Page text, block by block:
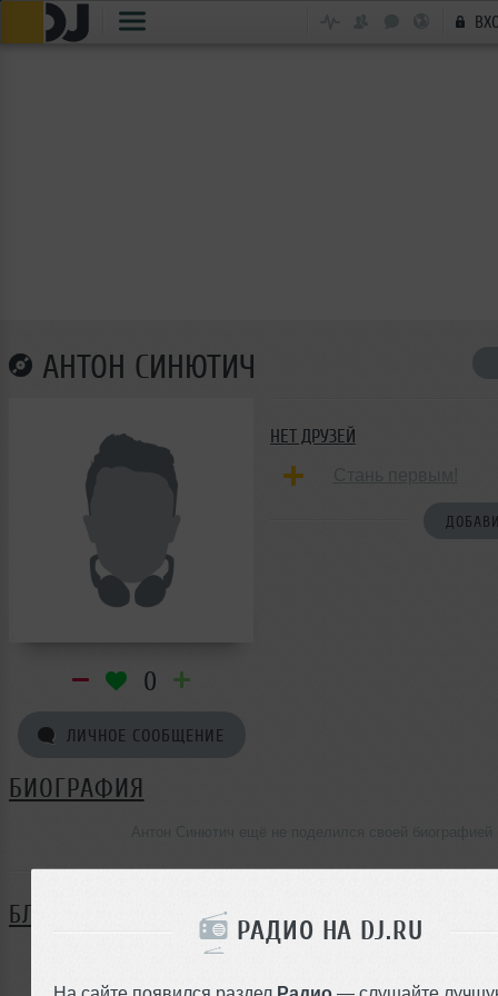
РАДИО НА DJ.RU
На сайте появился раздел Радио — слушайте
АНТОН СИНЮТИЧ
0
ЛИЧНОЕ СООБЩЕНИЕ
НЕТ ДРУЗЕЙ
БИОГРАФИЯ
БЛОГ